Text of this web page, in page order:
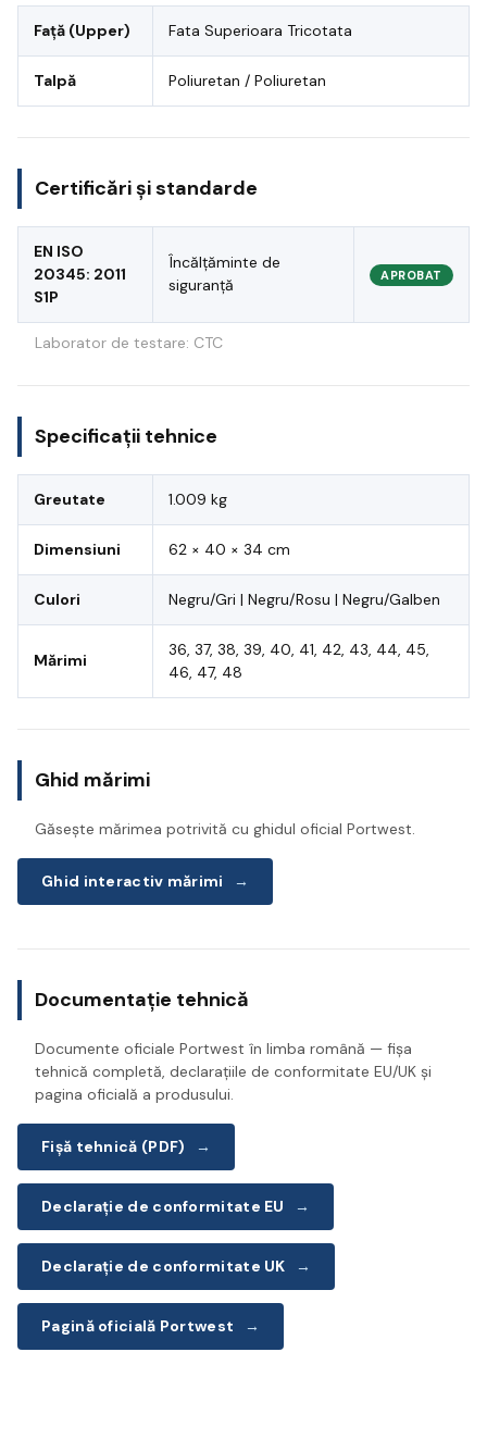
Față (Upper) Fata Superioara Tricotata
Talpă Poliuretan / Poliuretan
Certificări și standarde
EN ISO
20345: 2011
S1P
Încălțăminte de
siguranță
APROBAT
Laborator de testare: CTC
Specificații tehnice
Greutate 1.009 kg
Dimensiuni 62 × 40 × 34 cm
Culori Negru/Gri | Negru/Rosu | Negru/Galben
Mărimi
36, 37, 38, 39, 40, 41, 42, 43, 44, 45,
46, 47, 48
Ghid mărimi
Găsește mărimea potrivită cu ghidul oficial Portwest.
Ghid interactiv mărimi →
Documentație tehnică
Documente oficiale Portwest în limba română — fișa
tehnică completă, declarațiile de conformitate EU/UK și
pagina oficială a produsului.
Fișă tehnică (PDF) →
Declarație de conformitate EU →
Declarație de conformitate UK →
Pagină oficială Portwest →